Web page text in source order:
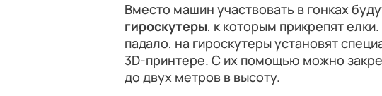
Вместо машин участвовать в гонках
гироскутеры, к которым прикрепят
падало, на гироскутеры установят
3D-принтере. С их помощью можно
до двух метров в высоту.